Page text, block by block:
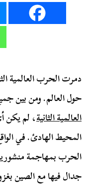
حول العالم. ومن بين
العالمية الثانية، لم يكن
المحيط الهادئ. في
جدال فيها مع الصين